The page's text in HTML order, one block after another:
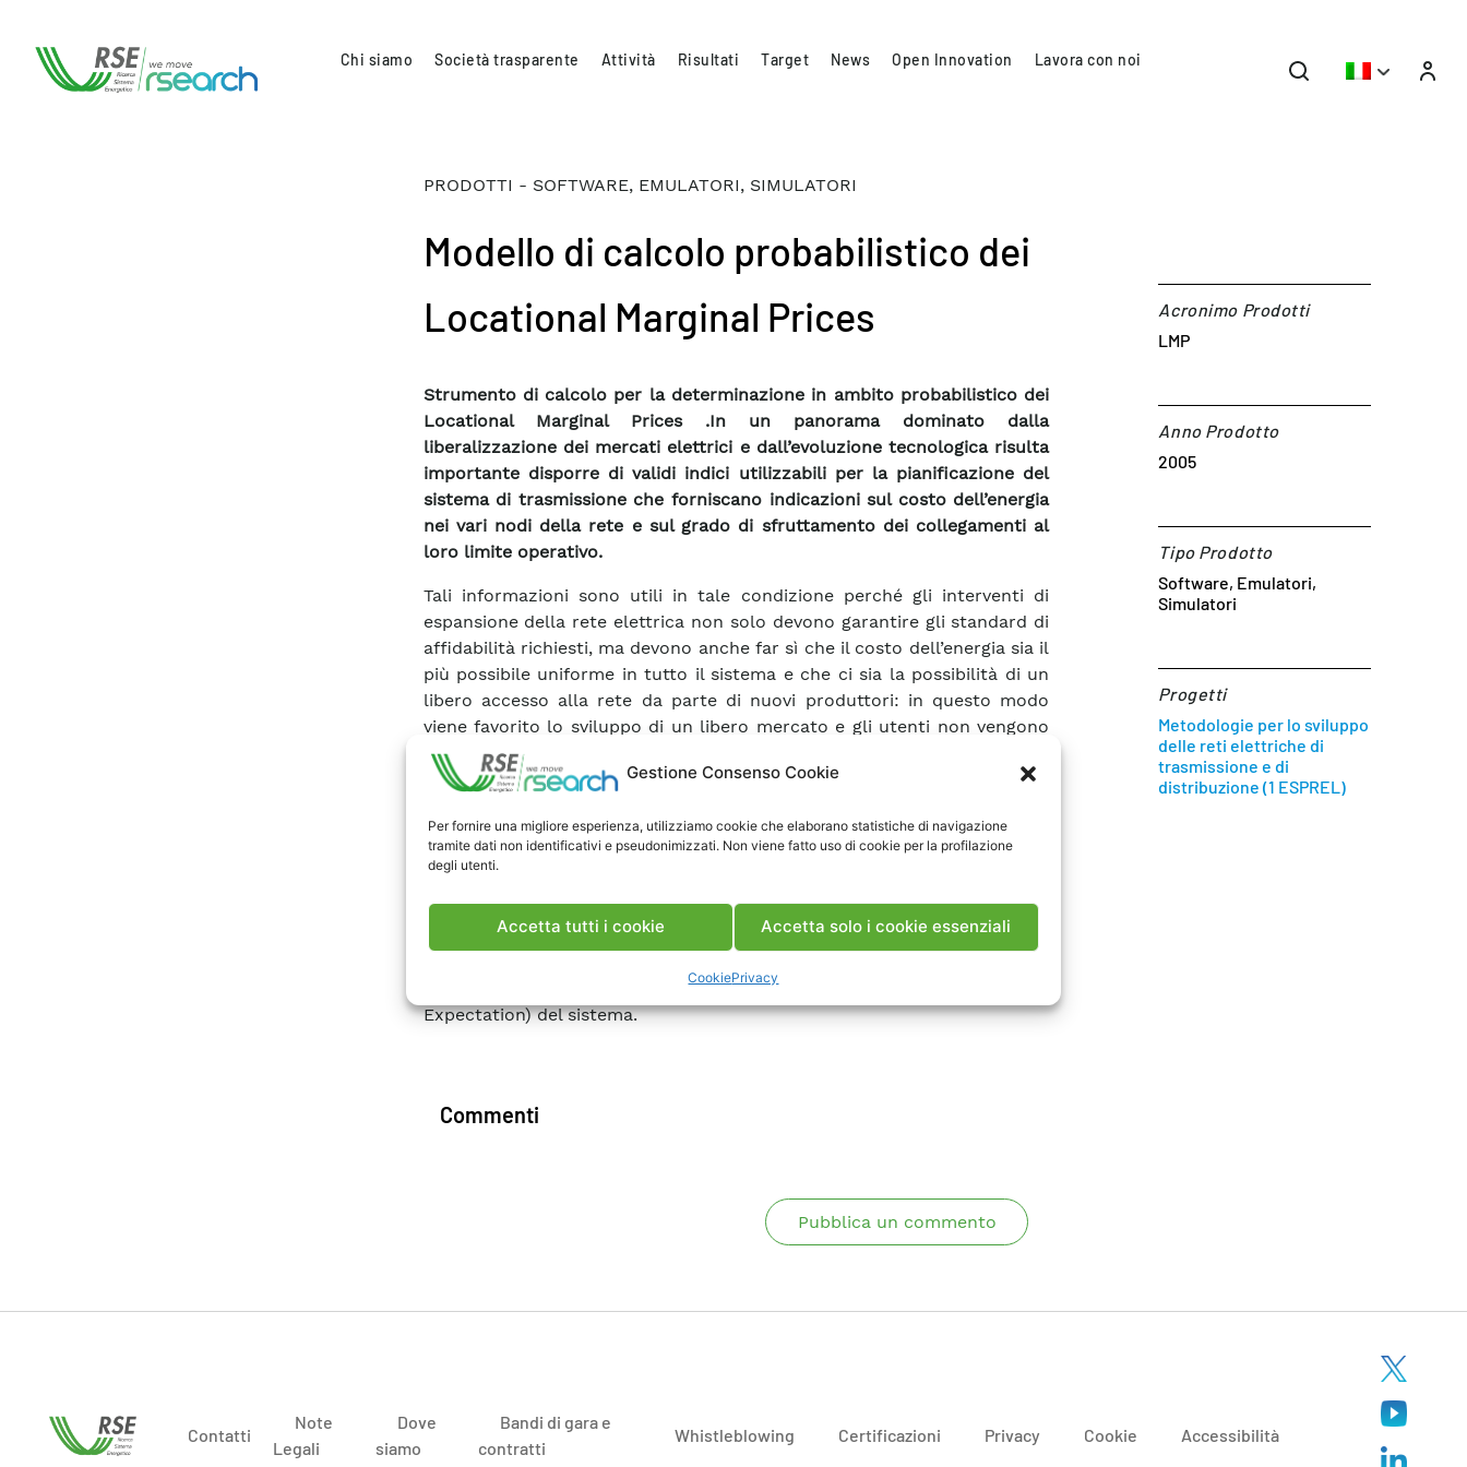
Gestione Consenso Cookie
Per fornire una migliore esperienza, utilizziamo cookie che elaborano statistiche di navigazione
tramite dati non identificativi e pseudonimizzati. Non viene fatto uso di cookie per la profilazione
degli utenti.
Accetta tutti i cookie Accetta solo i cookie essenziali
CookiePrivacy
Chi siamo Società trasparente Attività Risultati Target News Open Innovation Lavora con noi
PRODOTTI - SOFTWARE, EMULATORI, SIMULATORI
Modello di calcolo probabilistico dei
Locational Marginal Prices
Strumento di calcolo per la determinazione in ambito probabilistico dei
Locational Marginal Prices .In un panorama dominato dalla
liberalizzazione dei mercati elettrici e dall’evoluzione tecnologica risulta
importante disporre di validi indici utilizzabili per la pianificazione del
sistema di trasmissione che forniscano indicazioni sul costo dell’energia
nei vari nodi della rete e sul grado di sfruttamento dei collegamenti al
loro limite operativo.
Tali informazioni sono utili in tale condizione perché gli interventi di
espansione della rete elettrica non solo devono garantire gli standard di
affidabilità richiesti, ma devono anche far sì che il costo dell’energia sia il
più possibile uniforme in tutto il sistema e che ci sia la possibilità di un
libero accesso alla rete da parte di nuovi produttori: in questo modo
viene favorito lo sviluppo di un libero mercato e gli utenti non vengono
penalizzati dalla loro locazione nel sistema. Gli indici che forniscono le
informazioni riguardanti il costo dell’energia nei vari nodi della rete sono
incrementale di carico nell’unità di tempo in ogni nodo della rete
elettrica. Si è pertanto sviluppato uno strumento di calcolo per la
calcolo simula un anno di esercizio del sistema elettrico e permette di
calcolare il LMP medio annuo di ogni nodo e la sua varianza unitamente
Supplied), LOLP (Loss Of Load Probability) e LOLE (Loss Of Load
Expectation) del sistema.
Acronimo Prodotti
LMP
Anno Prodotto
2005
Tipo Prodotto
Software, Emulatori,
Simulatori
Progetti
Metodologie per lo sviluppo
delle reti elettriche di
trasmissione e di
distribuzione (1 ESPREL)
Commenti
Pubblica un commento
Contatti
Note
Legali
Dove
siamo
Bandi di gara e
contratti
Whistleblowing Certificazioni Privacy Cookie Accessibilità